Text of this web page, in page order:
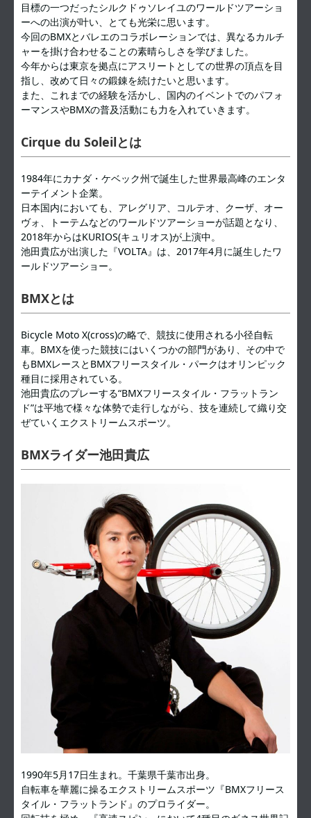
目標の一つだったシルクドゥソレイユのワールドツアーショ
ーへの出演が叶い、とても光栄に思います。
今回のBMXとバレエのコラボレーションでは、異なるカルチ
ャーを掛け合わせることの素晴らしさを学びました。
今年からは東京を拠点にアスリートとしての世界の頂点を目
指し、改めて日々の鍛錬を続けたいと思います。
また、これまでの経験を活かし、国内のイベントでのパフォ
ーマンスやBMXの普及活動にも力を入れていきます。
Cirque du Soleilとは
1984年にカナダ・ケベック州で誕生した世界最高峰のエンタ
ーテイメント企業。
日本国内においても、アレグリア、コルテオ、クーザ、オー
ヴォ、トーテムなどのワールドツアーショーが話題となり、
2018年からはKURIOS(キュリオス)が上演中。
池田貴広が出演した『VOLTA』は、2017年4月に誕生したワ
ールドツアーショー。
BMXとは
Bicycle Moto X(cross)の略で、競技に使用される小径自転
車。BMXを使った競技にはいくつかの部門があり、その中で
もBMXレースとBMXフリースタイル・パークはオリンピック
種目に採用されている。
池田貴広のプレーする“BMXフリースタイル・フラットラン
ド”は平地で様々な体勢で走行しながら、技を連続して織り交
ぜていくエクストリームスポーツ。
BMXライダー池田貴広
1990年5月17日生まれ。千葉県千葉市出身。
自転車を華麗に操るエクストリームスポーツ『BMXフリース
タイル・フラットランド』のプロライダー。